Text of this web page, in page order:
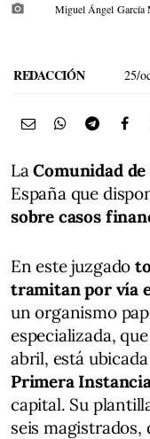
photo_camera
Miguel Ángel García
REDACCIÓN 25/
LaComunidad
España que
sobre casos
En este juzgado
tramitan por vía
un organismo
especializada,
abril, está
Primera
capital. Su
seis magistrados,